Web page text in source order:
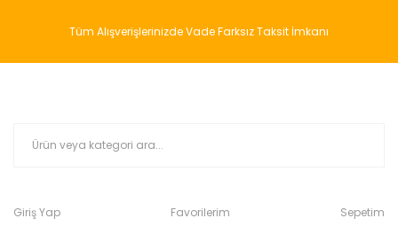
Tüm Alışverişlerinizde Vade Farksız Taksit İmkanı
Giriş Yap Favorilerim Sepetim